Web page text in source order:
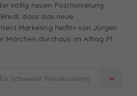
völlig neuen Positionierung
dass das neue
Marketing heißt> von Jürgen
Märchen durchaus im Alltag Pl
Schweizer Privatkunden!)